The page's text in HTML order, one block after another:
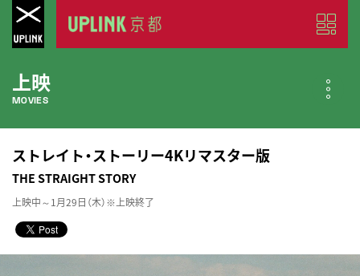
上映
MOVIES
公開中の作品
近日公開の作品
COMING SOON
ストレイト・ストーリー4Kリマスター版
THE STRAIGHT STORY
上映中～1月29日（木）※上映終了